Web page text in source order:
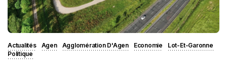
Actualités Agen Agglomération D'Agen Economie
Lot-Et-Garonne
Politique